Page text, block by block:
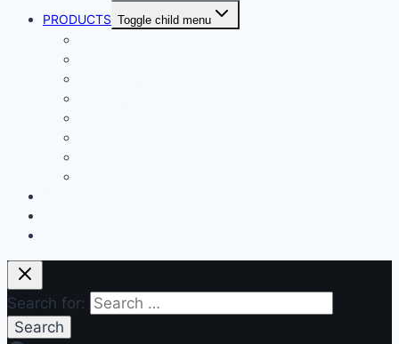
PRODUCTS Toggle child menu
Search for: